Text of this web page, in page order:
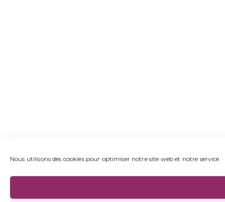
Nous utilisons des cookies pour optimiser notre site web et notre service.